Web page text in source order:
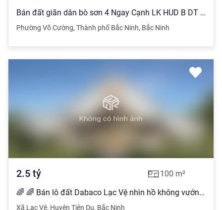
Bán đất giãn dân bò sơn 4 Ngay Cạnh LK HUD B DT 81m, MT4,5m, Hướng TN, Giá 5,1 tỷ
Phường Võ Cường, Thành phố Bắc Ninh, Bắc Ninh
2.5 tỷ 100 m²
🌈 🌈 Bán lô đất Dabaco Lạc Vệ nhìn hồ không vướng gì 📕 Dt 100m2 📕 Mt 5m.
Xã Lạc Vệ, Huyện Tiên Du, Bắc Ninh